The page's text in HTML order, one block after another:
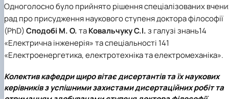
Одноголосно було прийнято рішення спеціалізованих
рад про присудження наукового ступеня доктора філософії
(PhD)Сподобі М. О.таКовальчуку С.І.з галузі знань14
«Електрична інженерія» та спеціальності 141
«Електроенергетика, електротехніка та електромеханіка».
Колектив кафедри щиро вітає дисертантів та їх наукових
керівників з успішними захистами дисертаційних робіт та